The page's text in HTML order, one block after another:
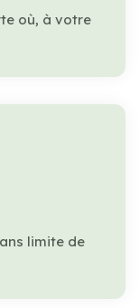
où, à votre
limite de